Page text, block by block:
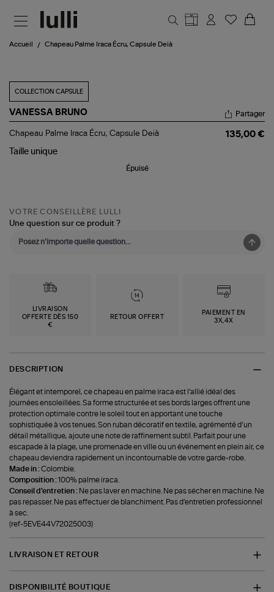
Accueil Chapeau Palme Iraca Écru, Capsule Deià
COLLECTION CAPSULE
VANESSA BRUNO
Chapeau
Iraca
Partager
Chapeau Palme Iraca Écru, Capsule Deià
135,00 €
Taille unique
Épuisé
VOTRE CONSEILLÈRE LULLI
Une question sur ce produit ?
LIVRAISON
OFFERTE DÈS 150
€
RETOUR OFFERT
PAIEMENT EN
3X,4X
DESCRIPTION
Élégant et intemporel, ce chapeau en palme iraca est l’allié idéal des
journées ensoleillées. Sa forme structurée et ses bords larges offrent une
protection optimale contre le soleil tout en apportant une touche
sophistiquée à vos tenues. Son ruban décoratif en textile, agrémenté d’un
détail métallique, ajoute une note de raffinement subtil. Parfait pour une
escapade à la plage, une promenade en ville ou un événement en plein air, ce
chapeau deviendra rapidement un incontournable de votre garde-robe.
Made in :Colombie.
Composition :100% palme iraca.
Conseil d'entretien : Ne pas laver en machine. Ne pas sécher en machine. Ne
pas repasser. Ne pas effectuer de blanchiment. Pas d’entretien professionnel
à sec.
(ref-5EVE44V72025003)
LIVRAISON ET RETOUR
DISPONIBILITÉ BOUTIQUE